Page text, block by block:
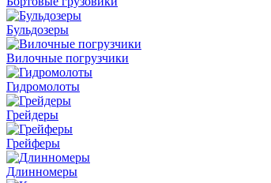
Бульдозеры
Вилочные погрузчики
Гидромолоты
Грейдеры
Грейферы
Длинномеры